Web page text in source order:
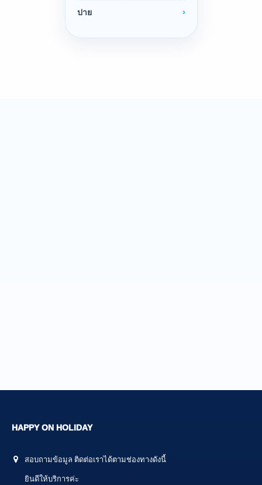
ปาย
HAPPY ON HOLIDAY
สอบถามข้อมูล ติดต่อเราได้ตามช่องทางดังนี้
ยินดีให้บริการค่ะ